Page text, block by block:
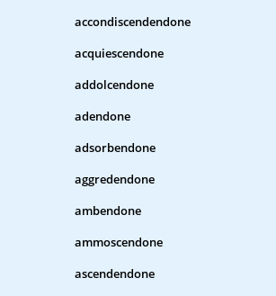
accondiscendendone
acquiescendone
addolcendone
adendone
adsorbendone
aggredendone
ambendone
ammoscendone
ascendendone